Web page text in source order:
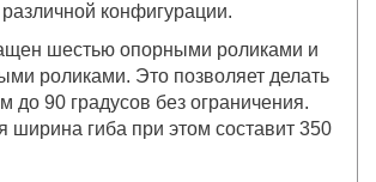
конфигурации.
шестью опорными роликами и
роликами. Это позволяет делать
до 90 градусов без ограничения.
ширина гиба при этом составит 350